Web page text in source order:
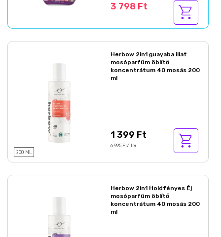
3 798 Ft
200 ML
Herbow 2in1 guayaba illat
mosóparfüm öblítő
koncentrátum 40 mosás 200
ml
1 399 Ft
6 995 Ft/liter
Herbow 2in1 Holdfényes Éj
mosóparfüm öblítő
koncentrátum 40 mosás 200
ml